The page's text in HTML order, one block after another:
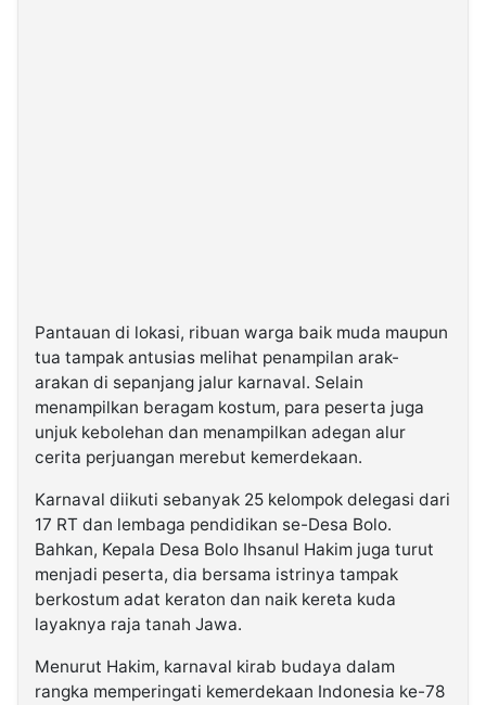
Pantauan di lokasi, ribuan warga baik muda maupun
tua tampak antusias melihat penampilan arak-
arakan di sepanjang jalur karnaval. Selain
menampilkan beragam kostum, para peserta juga
unjuk kebolehan dan menampilkan adegan alur
cerita perjuangan merebut kemerdekaan.
Karnaval diikuti sebanyak 25 kelompok delegasi dari
17 RT dan lembaga pendidikan se-Desa Bolo.
Bahkan, Kepala Desa Bolo Ihsanul Hakim juga turut
menjadi peserta, dia bersama istrinya tampak
berkostum adat keraton dan naik kereta kuda
layaknya raja tanah Jawa.
Menurut Hakim, karnaval kirab budaya dalam
rangka memperingati kemerdekaan Indonesia ke-78